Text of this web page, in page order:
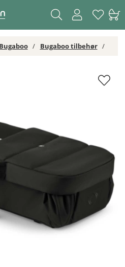
Bugaboo Bugaboo tilbehør